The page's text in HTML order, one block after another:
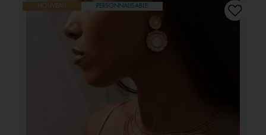
NOUVEAU PERSONNALISABLE